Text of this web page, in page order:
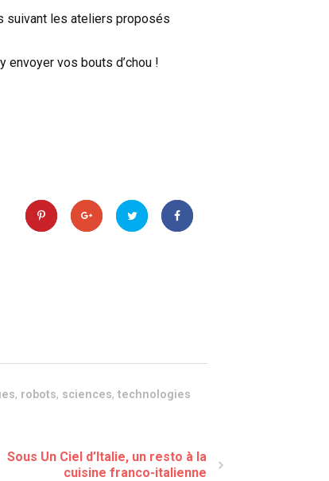
suivant les ateliers proposés
envoyer vos bouts d’chou !
, robots, sciences, technologies
Sous Un Ciel d’Italie, un resto à la
cuisine franco-italienne